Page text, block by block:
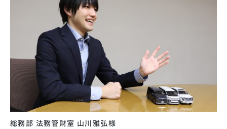
総務部 法務管財室 山川雅弘様